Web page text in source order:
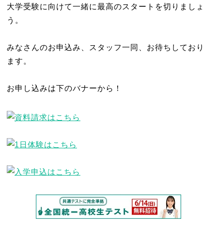
大学受験に向けて一緒に最高のスタートを切りましょ
う。
みなさんのお申込み、スタッフ一同、お待ちしており
ます。
お申し込みは下のバナーから！